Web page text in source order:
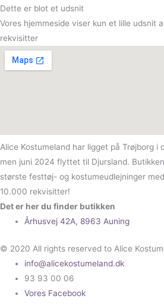
Dette er blot et udsnit
Vores hjemmeside viser kun et lille udsnit
rekvisitter
Alice Kostumeland har ligget på Trøjborg i
men juni 2024 flyttet til Djursland.
største festtøj- og kostumeudlejninger
10.000 rekvisitter!
Det er her du finder butikken
Århusvej 42A, 8963 Auning
© 2020 All rights reserved to Alice
info@alicekostumeland.dk
93 93 00 06
Vores Facebook